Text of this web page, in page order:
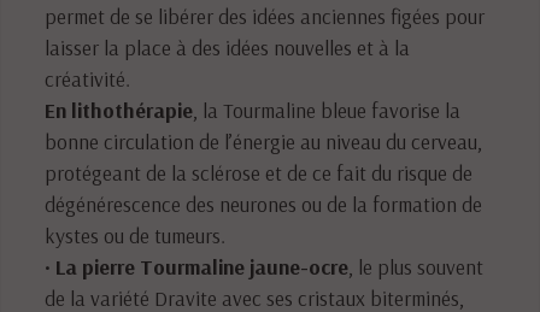
permet de se libérer des idées anciennes figées pour
laisser la place à des idées nouvelles et à la
créativité.
En lithothérapie , la Tourmaline bleue favorise la
bonne circulation de l’énergie au niveau du cerveau,
protégeant de la sclérose et de ce fait du risque de
dégénérescence des neurones ou de la formation de
kystes ou de tumeurs.
• La pierre Tourmaline jaune-ocre , le plus souvent
de la variété Dravite avec ses cristaux biterminés,